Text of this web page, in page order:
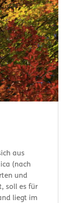
aus
(nach
und
soll es für
liegt im